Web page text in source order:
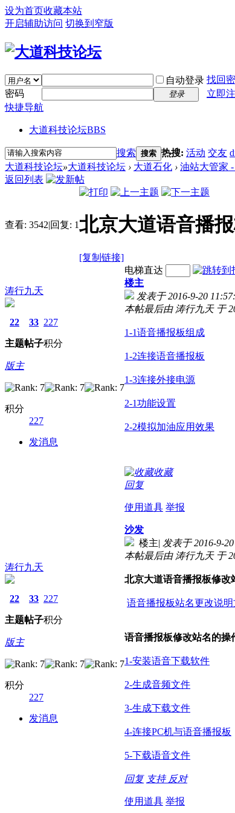
设为首页收藏本站
开启辅助访问 切换到窄版
自动登录 找回
密码
登录
立即
快捷导航
大道科技论坛BBS
搜索 搜索 热搜: 活动 交友
大道科技论坛»大道科技论坛 › 大道石化 › 油站大管家
返回列表
查看: 3542|回复: 1北京大道语音播
[复制链接]
涛行九天
22
主题
33
帖子
227
积分
版主
积分
227
发消息
电梯直达
楼主
发表于 2016-9-20
本帖最后由 涛行九天 于
1-1语音播报板组成
1-2连接语音播报板
1-3连接外接电源
2-1功能设置
2-2模拟加油应用效果
收藏
回复
使用道具 举报
涛行九天
22
主题
33
帖子
227
积分
版主
积分
227
发消息
沙发
楼主| 发表于 2016-9-
本帖最后由 涛行九天 于
北京大道语音播报板修改
语音播报板站名更改说明
语音播报板修改站名的操
1-安装语音下载软件
2-生成音频文件
3-生成下载文件
4-连接PC机与语音播报板
5-下载语音文件
回复 支持 反对
使用道具 举报